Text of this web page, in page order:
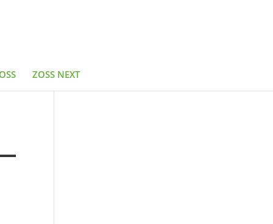
ZOSS NEXT